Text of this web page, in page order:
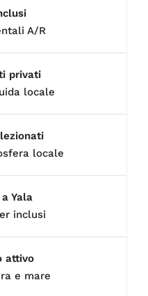
A/R
privati
locale
locale
Yala
inclusi
attivo
e mare